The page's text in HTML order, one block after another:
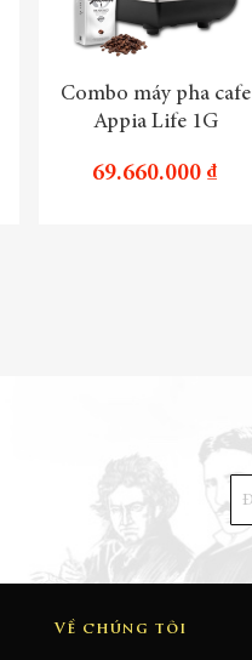
Combo máy pha cafe
Appia Life 1G
69.660.000 ₫
Về chúng tôi